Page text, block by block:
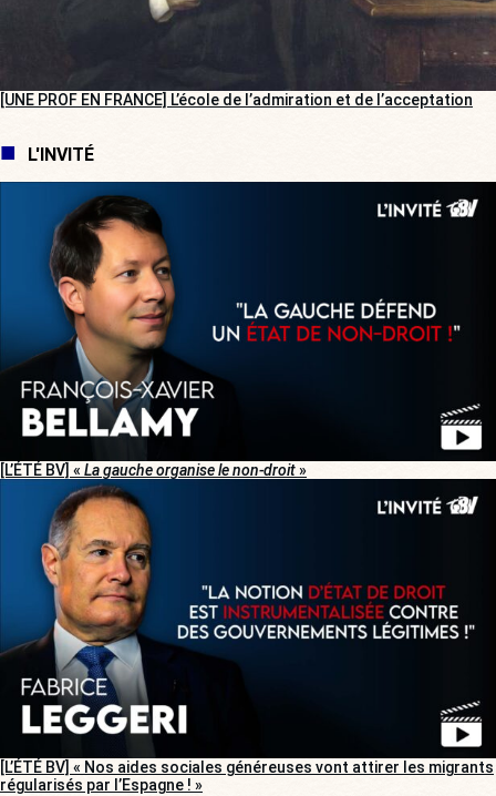
[UNE PROF EN FRANCE] L’école de l’admiration et de l’acceptation
L'INVITÉ
[L’ÉTÉ BV] « La gauche organise le non-droit»
[L’ÉTÉ BV] « Nos aides sociales généreuses vont attirer les migrants
régularisés par l’Espagne ! »